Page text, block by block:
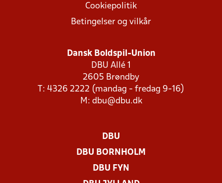
Cookiepolitik
Betingelser og vilkår
Dansk Boldspil-Union
DBU Allé 1
2605 Brøndby
T: 4326 2222 (mandag - fredag 9-16)
M: dbu@dbu.dk
DBU
DBU BORNHOLM
DBU FYN